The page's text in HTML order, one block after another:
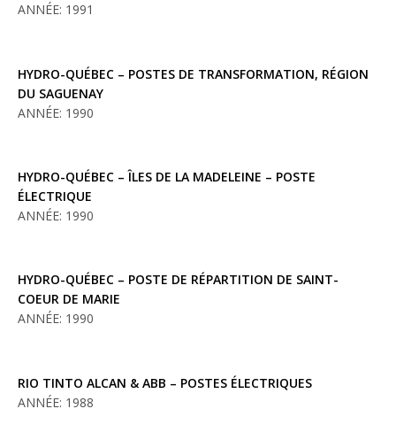
ANNÉE: 1991
HYDRO-QUÉBEC – POSTES DE TRANSFORMATION, RÉGION
DU SAGUENAY
ANNÉE: 1990
HYDRO-QUÉBEC – ÎLES DE LA MADELEINE – POSTE
ÉLECTRIQUE
ANNÉE: 1990
HYDRO-QUÉBEC – POSTE DE RÉPARTITION DE SAINT-
COEUR DE MARIE
ANNÉE: 1990
RIO TINTO ALCAN & ABB – POSTES ÉLECTRIQUES
ANNÉE: 1988